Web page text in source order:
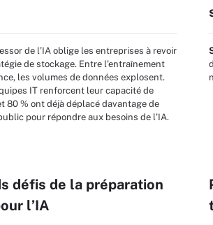
de l’IA oblige les entreprises à revoir
de stockage. Entre l’entraînement
les volumes de données explosent.
IT renforcent leur capacité de
80 % ont déjà déplacé davantage de
pour répondre aux besoins de l’IA.
défis de la préparation
l’IA